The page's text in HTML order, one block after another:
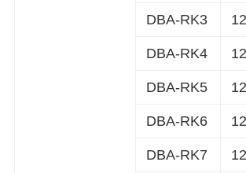
DBA-RK3
DBA-RK4
DBA-RK5
DBA-RK6
DBA-RK7